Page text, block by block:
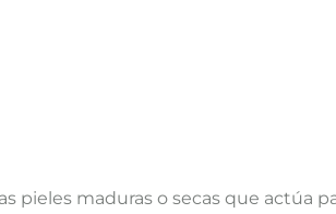
pieles maduras o secas que actúa